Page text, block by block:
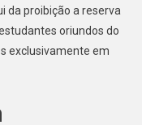
da proibição a reserva
oriundos do
exclusivamente em